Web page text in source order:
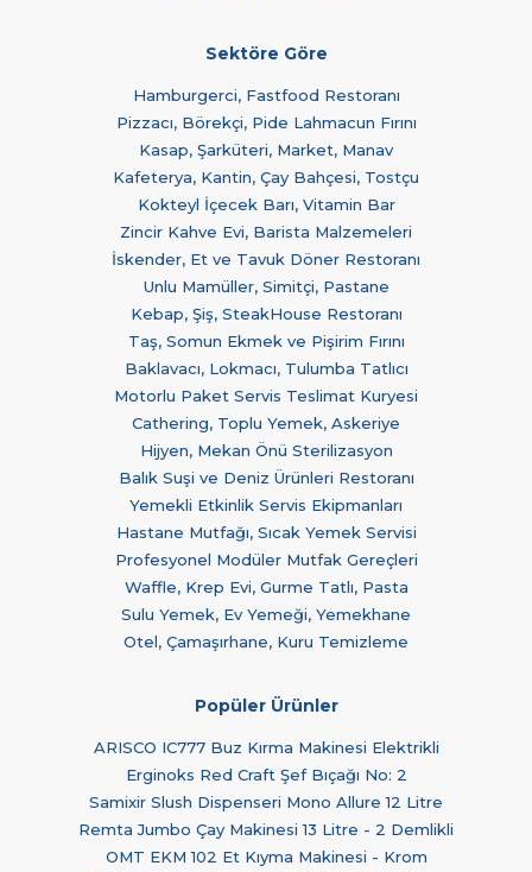
Sektöre Göre
Hamburgerci, Fastfood Restoranı
Pizzacı, Börekçi, Pide Lahmacun Fırını
Kasap, Şarküteri, Market, Manav
Kafeterya, Kantin, Çay Bahçesi, Tostçu
Kokteyl İçecek Barı, Vitamin Bar
Zincir Kahve Evi, Barista Malzemeleri
İskender, Et ve Tavuk Döner Restoranı
Unlu Mamüller, Simitçi, Pastane
Kebap, Şiş, SteakHouse Restoranı
Taş, Somun Ekmek ve Pişirim Fırını
Baklavacı, Lokmacı, Tulumba Tatlıcı
Motorlu Paket Servis Teslimat Kuryesi
Cathering, Toplu Yemek, Askeriye
Hijyen, Mekan Önü Sterilizasyon
Balık Suşi ve Deniz Ürünleri Restoranı
Yemekli Etkinlik Servis Ekipmanları
Hastane Mutfağı, Sıcak Yemek Servisi
Profesyonel Modüler Mutfak Gereçleri
Waffle, Krep Evi, Gurme Tatlı, Pasta
Sulu Yemek, Ev Yemeği, Yemekhane
Otel, Çamaşırhane, Kuru Temizleme
Popüler Ürünler
ARISCO IC777 Buz Kırma Makinesi Elektrikli
Erginoks Red Craft Şef Bıçağı No: 2
Samixir Slush Dispenseri Mono Allure 12 Litre
Remta Jumbo Çay Makinesi 13 Litre - 2 Demlikli
OMT EKM 102 Et Kıyma Makinesi - Krom